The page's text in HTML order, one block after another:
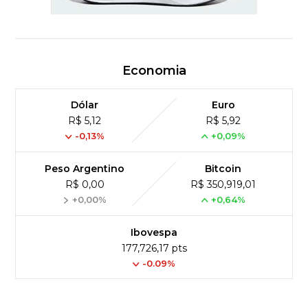
Economia
Dólar
R$ 5,12
-0,13%
Euro
R$ 5,92
+0,09%
Peso Argentino
R$ 0,00
+0,00%
Bitcoin
R$ 350,919,01
+0,64%
Ibovespa
177,726,17 pts
-0.09%